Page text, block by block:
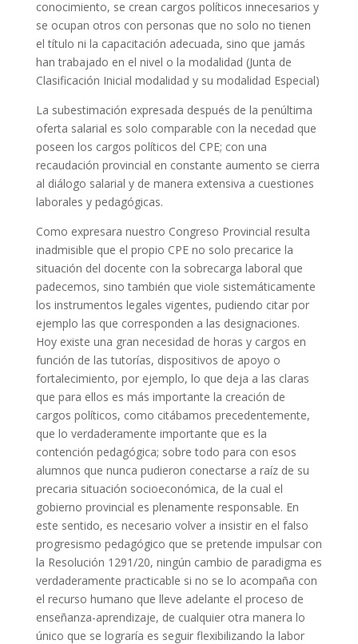
conocimiento, se crean cargos políticos innecesarios y
se ocupan otros con personas que no solo no tienen
el título ni la capacitación adecuada, sino que jamás
han trabajado en el nivel o la modalidad (Junta de
Clasificación Inicial modalidad y su modalidad Especial)
La subestimación expresada después de la penúltima
oferta salarial es solo comparable con la necedad que
poseen los cargos políticos del CPE; con una
recaudación provincial en constante aumento se cierra
al diálogo salarial y de manera extensiva a cuestiones
laborales y pedagógicas.
Como expresara nuestro Congreso Provincial resulta
inadmisible que el propio CPE no solo precarice la
situación del docente con la sobrecarga laboral que
padecemos, sino también que viole sistemáticamente
los instrumentos legales vigentes, pudiendo citar por
ejemplo las que corresponden a las designaciones.
Hoy existe una gran necesidad de horas y cargos en
función de las tutorías, dispositivos de apoyo o
fortalecimiento, por ejemplo, lo que deja a las claras
que para ellos es más importante la creación de
cargos políticos, como citábamos precedentemente,
que lo verdaderamente importante que es la
contención pedagógica; sobretodo para con esos
alumnos que nunca pudieron conectarse a raíz de su
precaria situación socioeconómica, de la cual el
gobierno provincial es plenamente responsable. En
este sentido, es necesario volver a insistir en el falso
progresismo pedagógico que se pretende impulsar con
la Resolución 1291/20, ningún cambio de paradigma es
verdaderamente practicable si no se lo acompaña con
el recurso humano que lleve adelante el proceso de
enseñanza-aprendizaje, de cualquier otra manera lo
único que se lograría es seguir flexibilizando la labor